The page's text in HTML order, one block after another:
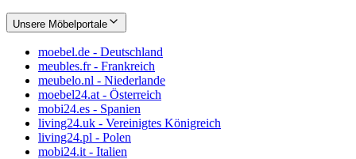
Unsere Möbelportale
moebel.de - Deutschland
meubles.fr - Frankreich
meubelo.nl - Niederlande
moebel24.at - Österreich
mobi24.es - Spanien
living24.uk - Vereinigtes Königreich
living24.pl - Polen
mobi24.it - Italien